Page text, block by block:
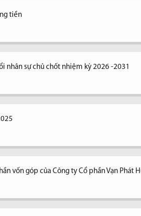
tiền
nhân sự chủ chốt nhiệm kỳ 2026 -2031
vốn góp của Công ty Cổ phần Vạn